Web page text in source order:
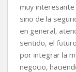
muy
sino de la
en general,
sentido, el
por integrar la
negocio,